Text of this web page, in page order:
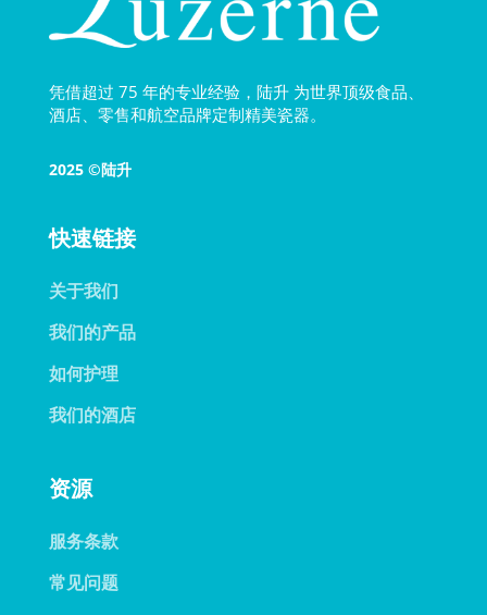
凭借超过 75 年的专业经验，陆升 为世界顶级食品、
酒店、零售和航空品牌定制精美瓷器。
2025 ©陆升
快速链接
关于我们
我们的产品
如何护理
我们的酒店
资源
服务条款
常见问题